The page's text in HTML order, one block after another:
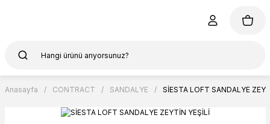
Anasayfa CONTRACT SANDALYE SİESTA LOFT SANDALYE